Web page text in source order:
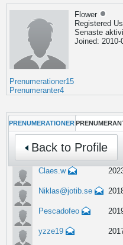
Flower
Registered
Senaste
Joined: 2010-
Prenumerationer15
Prenumeranter4
PRENUMERATIONER
Back to Profile
Claes.w
Niklas@jotib.se
Pescadofeo
yzze19